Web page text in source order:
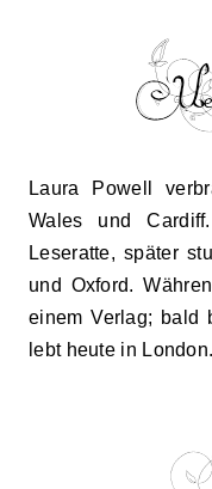
Laura Powell
Wales und
Leseratte, später
und Oxford.
einem Verlag; bald
lebt heute in London.